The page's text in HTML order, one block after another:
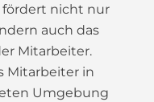
fördert nicht nur
auch das
Mitarbeiter.
Mitarbeiter in
Umgebung